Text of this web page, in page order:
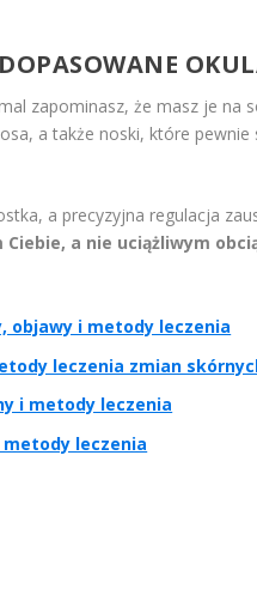
zapominasz, że masz je na
a także noski, które
a precyzyjna regulacja
a nie uciążliwym
objawy i metody leczenia
leczenia zmian
i metody leczenia
leczenia